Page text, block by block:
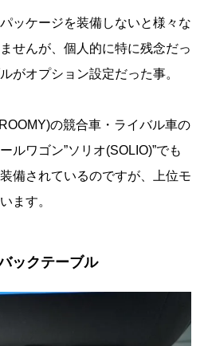
ッケージを装備しないと様々な
せんが、個人的に特に残念だっ
がオプション設定だった事。
の競合車・ライバル車の
ルワゴン”ソリオ(SOLIO)”でも
備されているのですが、上位モ
ます。
ックテーブル